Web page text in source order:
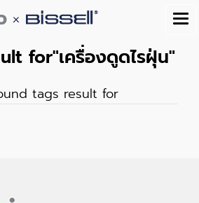
for"เครื่องดูดไรฝุ่น"
tags result for